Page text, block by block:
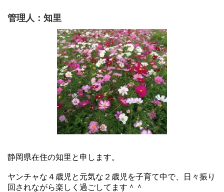
管理人：知里
静岡県在住の知里と申します。
ヤンチャな４歳児と元気な２歳児を子育て中で、日々振り
回されながら楽しく過ごしてます＾＾